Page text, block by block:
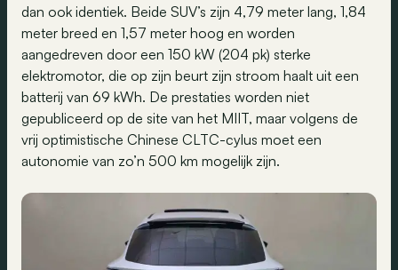
dan ook identiek. Beide SUV’s zijn 4,79 meter lang, 1,84
meter breed en 1,57 meter hoog en worden
aangedreven door een 150 kW (204 pk) sterke
elektromotor, die op zijn beurt zijn stroom haalt uit een
batterij van 69 kWh. De prestaties worden niet
gepubliceerd op de site van het MIIT, maar volgens de
vrij optimistische Chinese CLTC-cylus moet een
autonomie van zo’n 500 km mogelijk zijn.